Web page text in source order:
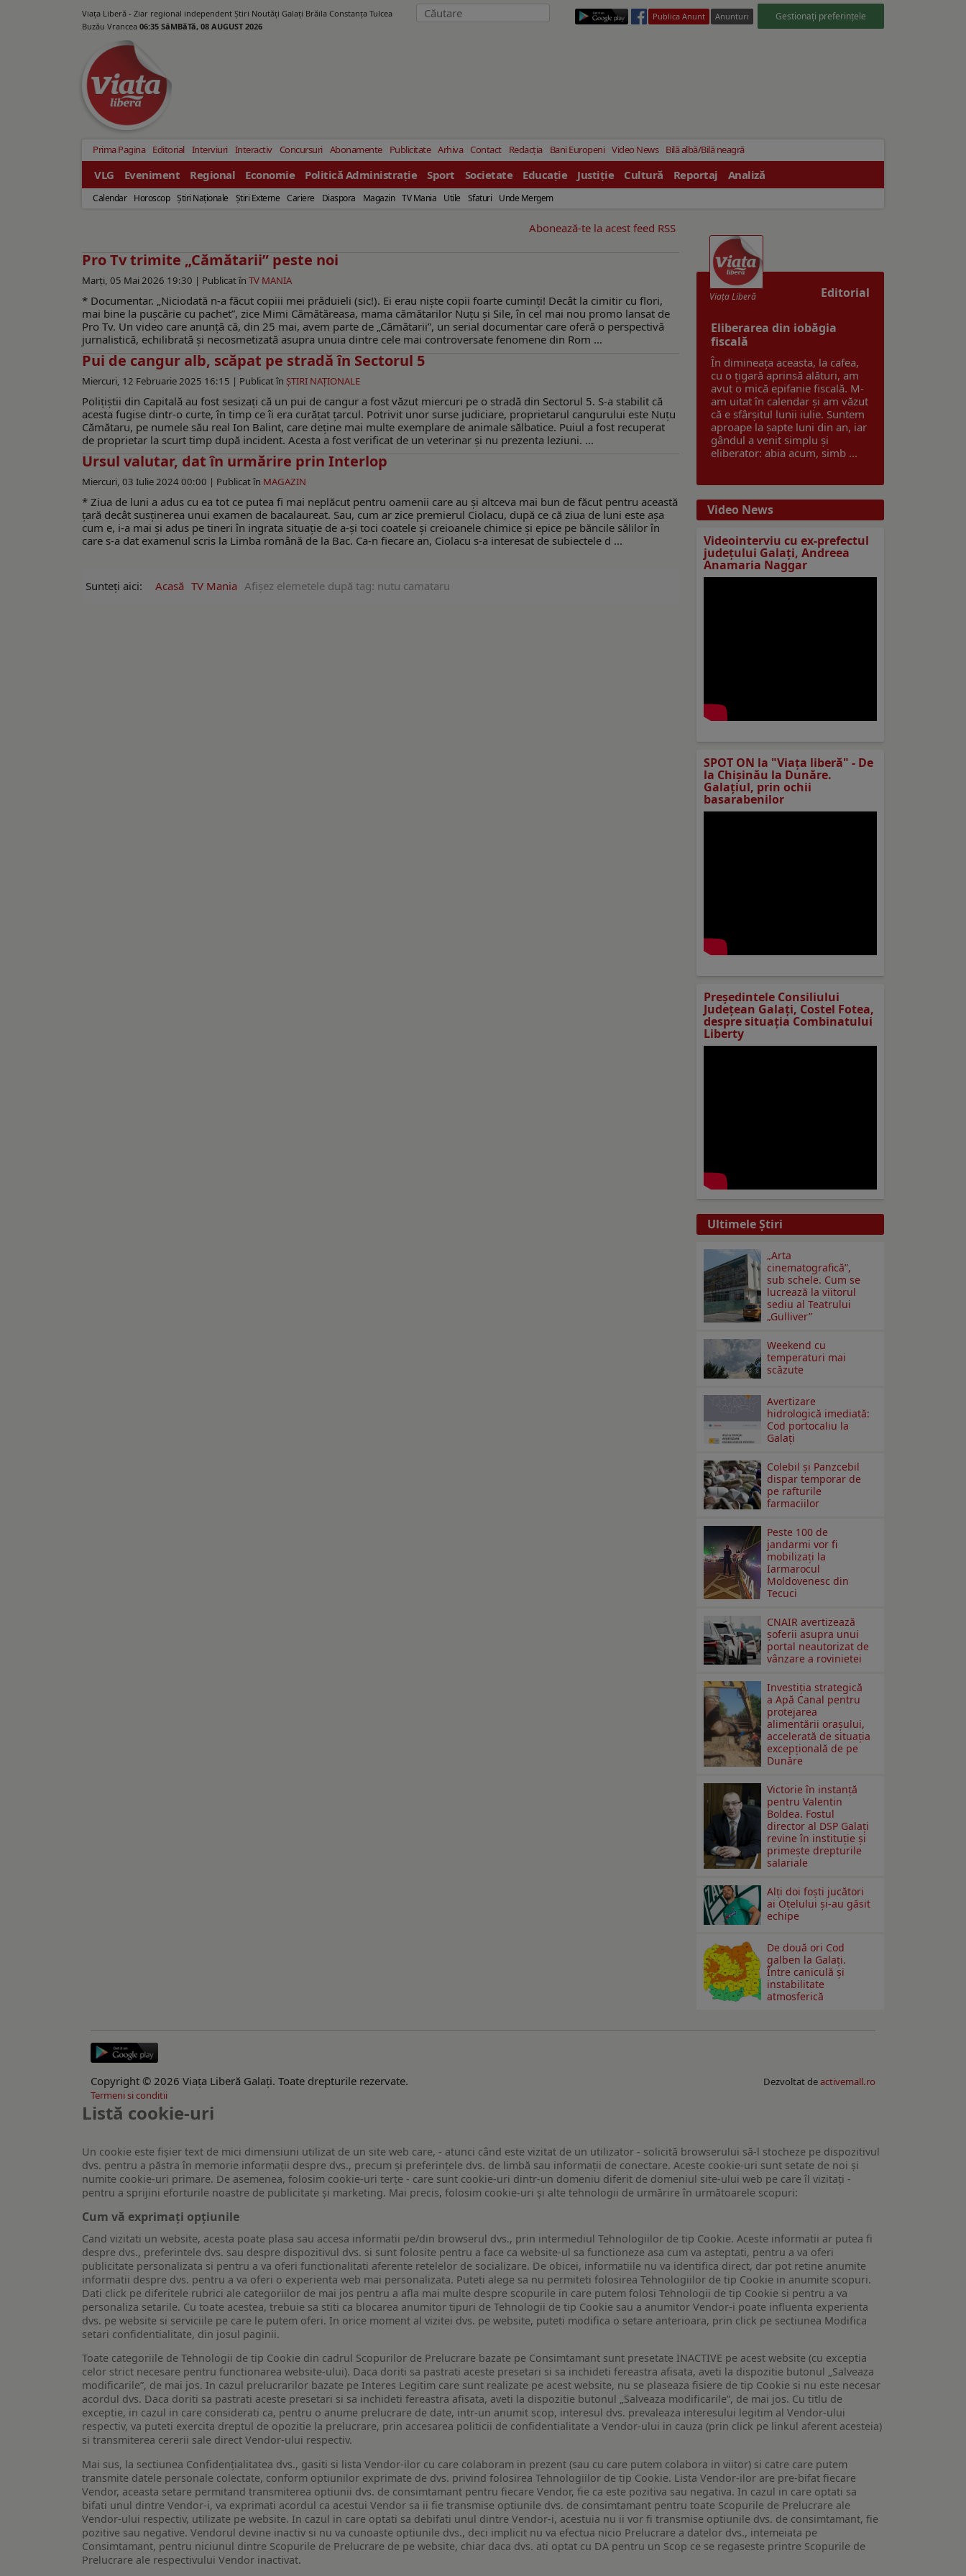
Viața Liberă - Ziar regional independent Știri Noutăți Galaţi Brăila Constanţa Tulcea
Buzău Vrancea 06:35 SâMBăTă, 08 AUGUST 2026
Publica Anunt Anunturi Gestionați preferințele
Prima Pagina Editorial Interviuri Interactiv Concursuri Abonamente Publicitate Arhiva Contact Redacția Bani Europeni Video News Bilă albă/Bilă neagră
VLG Eveniment Regional Economie Politică Administrație Sport Societate Educație Justiție Cultură Reportaj Analiză
Calendar Horoscop Ştiri Naţionale Ştiri Externe Cariere Diaspora Magazin TV Mania Utile Sfaturi Unde Mergem
Abonează-te la acest feed RSS
Pro Tv trimite „Cămătarii” peste noi
Marți, 05 Mai 2026 19:30 | Publicat în TV MANIA
* Documentar. „Niciodată n-a făcut copiii mei prăduieli (sic!). Ei erau niște copii foarte cuminți! Decât la cimitir cu flori,
mai bine la pușcărie cu pachet”, zice Mimi Cămătăreasa, mama cămătarilor Nuțu și Sile, în cel mai nou promo lansat de
Pro Tv. Un video care anunță că, din 25 mai, avem parte de „Cămătarii”, un serial documentar care oferă o perspectivă
jurnalistică, echilibrată și necosmetizată asupra unuia dintre cele mai controversate fenomene din Rom ...
Pui de cangur alb, scăpat pe stradă în Sectorul 5
Miercuri, 12 Februarie 2025 16:15 | Publicat în ŞTIRI NAŢIONALE
Polițiștii din Capitală au fost sesizați că un pui de cangur a fost văzut miercuri pe o stradă din Sectorul 5. S-a stabilit că
acesta fugise dintr-o curte, în timp ce îi era curățat țarcul. Potrivit unor surse judiciare, proprietarul cangurului este Nuțu
Cămătaru, pe numele său real Ion Balint, care deține mai multe exemplare de animale sălbatice. Puiul a fost recuperat
de proprietar la scurt timp după incident. Acesta a fost verificat de un veterinar și nu prezenta leziuni. ...
Ursul valutar, dat în urmărire prin Interlop
Miercuri, 03 Iulie 2024 00:00 | Publicat în MAGAZIN
* Ziua de luni a adus cu ea tot ce putea fi mai neplăcut pentru oamenii care au și altceva mai bun de făcut pentru această
țară decât susținerea unui examen de bacalaureat. Sau, cum ar zice premierul Ciolacu, după ce că ziua de luni este așa
cum e, i-a mai și adus pe tineri în ingrata situație de a-și toci coatele și creioanele chimice și epice pe băncile sălilor în
care s-a dat examenul scris la Limba română de la Bac. Ca-n fiecare an, Ciolacu s-a interesat de subiectele d ...
Sunteți aici: Acasă TV Mania Afişez elemetele după tag: nutu camataru
Editorial
Viaţa Liberă
Eliberarea din iobăgia
fiscală
În dimineața aceasta, la cafea,
cu o țigară aprinsă alături, am
avut o mică epifanie fiscală. M-
am uitat în calendar și am văzut
că e sfârșitul lunii iulie. Suntem
aproape la șapte luni din an, iar
gândul a venit simplu și
eliberator: abia acum, simb ...
Video News
Videointerviu cu ex-prefectul
judeţului Galaţi, Andreea
Anamaria Naggar
SPOT ON la "Viaţa liberă" - De
la Chișinău la Dunăre.
Galațiul, prin ochii
basarabenilor
Preşedintele Consiliului
Judeţean Galaţi, Costel Fotea,
despre situaţia Combinatului
Liberty
Ultimele Ştiri
„Arta
cinematografică”,
sub schele. Cum se
lucrează la viitorul
sediu al Teatrului
„Gulliver”
Weekend cu
temperaturi mai
scăzute
Avertizare
hidrologică imediată:
Cod portocaliu la
Galaţi
Colebil și Panzcebil
dispar temporar de
pe rafturile
farmaciilor
Peste 100 de
jandarmi vor fi
mobilizați la
Iarmarocul
Moldovenesc din
Tecuci
CNAIR avertizează
șoferii asupra unui
portal neautorizat de
vânzare a rovinietei
Investiția strategică
a Apă Canal pentru
protejarea
alimentării orașului,
accelerată de situația
excepțională de pe
Dunăre
Victorie în instanță
pentru Valentin
Boldea. Fostul
director al DSP Galați
revine în instituție și
primește drepturile
salariale
Alți doi foști jucători
ai Oțelului și-au găsit
echipe
De două ori Cod
galben la Galaţi.
Între caniculă şi
instabilitate
atmosferică
Copyright © 2026 Viaţa Liberă Galaţi. Toate drepturile rezervate. Dezvoltat deactivemall.ro
Termeni si conditii
Listă cookie-uri
Un cookie este fişier text de mici dimensiuni utilizat de un site web care, - atunci când este vizitat de un utilizator - solicită browserului să-l stocheze pe dispozitivul
dvs. pentru a păstra în memorie informații despre dvs., precum și preferințele dvs. de limbă sau informații de conectare. Aceste cookie-uri sunt setate de noi și
numite cookie-uri primare. De asemenea, folosim cookie-uri terțe - care sunt cookie-uri dintr-un domeniu diferit de domeniul site-ului web pe care îl vizitați -
pentru a sprijini eforturile noastre de publicitate și marketing. Mai precis, folosim cookie-uri și alte tehnologii de urmărire în următoarele scopuri:
Cum vă exprimați opțiunile
Cand vizitati un website, acesta poate plasa sau accesa informatii pe/din browserul dvs., prin intermediul Tehnologiilor de tip Cookie. Aceste informatii ar putea fi
despre dvs., preferintele dvs. sau despre dispozitivul dvs. si sunt folosite pentru a face ca website-ul sa functioneze asa cum va asteptati, pentru a va oferi
publicitate personalizata si pentru a va oferi functionalitati aferente retelelor de socializare. De obicei, informatiile nu va identifica direct, dar pot retine anumite
informatii despre dvs. pentru a va oferi o experienta web mai personalizata. Puteti alege sa nu permiteti folosirea Tehnologiilor de tip Cookie in anumite scopuri.
Dati click pe diferitele rubrici ale categoriilor de mai jos pentru a afla mai multe despre scopurile in care putem folosi Tehnologii de tip Cookie si pentru a va
personaliza setarile. Cu toate acestea, trebuie sa stiti ca blocarea anumitor tipuri de Tehnologii de tip Cookie sau a anumitor Vendor-i poate influenta experienta
dvs. pe website si serviciile pe care le putem oferi. In orice moment al vizitei dvs. pe website, puteti modifica o setare anterioara, prin click pe sectiunea Modifica
setari confidentialitate, din josul paginii.
Toate categoriile de Tehnologii de tip Cookie din cadrul Scopurilor de Prelucrare bazate pe Consimtamant sunt presetate INACTIVE pe acest website (cu exceptia
celor strict necesare pentru functionarea website-ului). Daca doriti sa pastrati aceste presetari si sa inchideti fereastra afisata, aveti la dispozitie butonul „Salveaza
modificarile”, de mai jos. In cazul prelucrarilor bazate pe Interes Legitim care sunt realizate pe acest website, nu se plaseaza fisiere de tip Cookie si nu este necesar
acordul dvs. Daca doriti sa pastrati aceste presetari si sa inchideti fereastra afisata, aveti la dispozitie butonul „Salveaza modificarile”, de mai jos. Cu titlu de
exceptie, in cazul in care considerati ca, pentru o anume prelucrare de date, intr-un anumit scop, interesul dvs. prevaleaza interesului legitim al Vendor-ului
respectiv, va puteti exercita dreptul de opozitie la prelucrare, prin accesarea politicii de confidentialitate a Vendor-ului in cauza (prin click pe linkul aferent acesteia)
si transmiterea cererii sale direct Vendor-ului respectiv.
Mai sus, la sectiunea Confidențialitatea dvs., gasiti si lista Vendor-ilor cu care colaboram in prezent (sau cu care putem colabora in viitor) si catre care putem
transmite datele personale colectate, conform optiunilor exprimate de dvs. privind folosirea Tehnologiilor de tip Cookie. Lista Vendor-ilor are pre-bifat fiecare
Vendor, aceasta setare permitand transmiterea optiunii dvs. de consimtamant pentru fiecare Vendor, fie ca este pozitiva sau negativa. In cazul in care optati sa
bifati unul dintre Vendor-i, va exprimati acordul ca acestui Vendor sa ii fie transmise optiunile dvs. de consimtamant pentru toate Scopurile de Prelucrare ale
Vendor-ului respectiv, utilizate pe website. In cazul in care optati sa debifati unul dintre Vendor-i, acestuia nu ii vor fi transmise optiunile dvs. de consimtamant, fie
pozitive sau negative. Vendorul devine inactiv si nu va cunoaste optiunile dvs., deci implicit nu va efectua nicio Prelucrare a datelor dvs., intemeiata pe
Consimtamant, pentru niciunul dintre Scopurile de Prelucrare de pe website, chiar daca dvs. ati optat cu DA pentru un Scop ce se regaseste printre Scopurile de
Prelucrare ale respectivului Vendor inactivat.